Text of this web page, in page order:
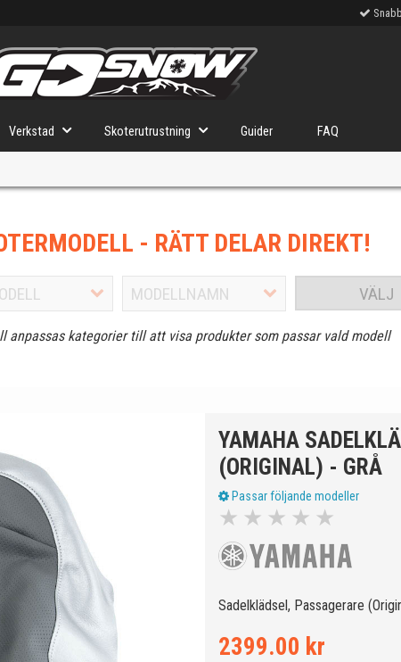
Verkstad Skoterutrustning Guider FAQ
- RÄTT DELAR DIREKT!
VÄLJ
anpassas kategorier till att visa produkter som passar vald modell
YAMAHA
(ORIGINAL) - GRÅ
Passar följande modeller
★ ★ ★ ★ ★
Sadelklädsel, Passagerare
2399.00 kr